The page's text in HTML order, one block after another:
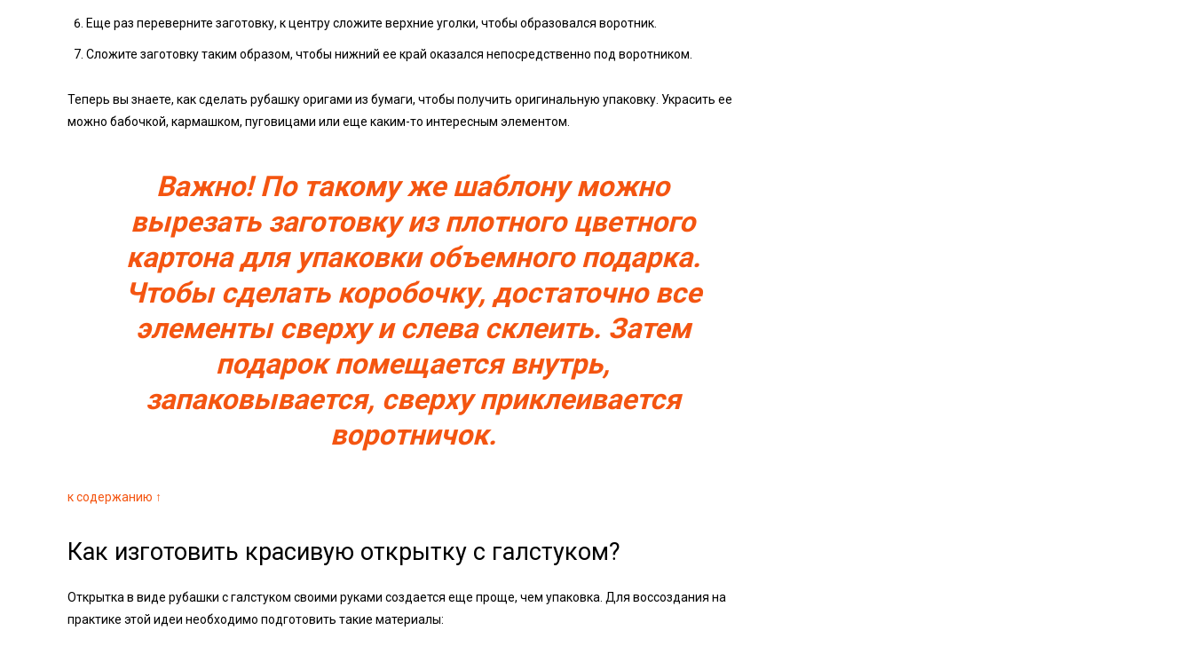
Еще раз переверните заготовку, к центру сложите верхние уголки, чтобы образовался воротник.
Сложите заготовку таким образом, чтобы нижний ее край оказался непосредственно под воротником.
Теперь вы знаете, как сделать рубашку оригами из бумаги, чтобы получить оригинальную упаковку. Украсить ее
можно бабочкой, кармашком, пуговицами или еще каким-то интересным элементом.
Важно! По такому же шаблону можно
вырезать заготовку из плотного цветного
картона для упаковки объемного подарка.
Чтобы сделать коробочку, достаточно все
элементы сверху и слева склеить. Затем
подарок помещается внутрь,
запаковывается, сверху приклеивается
воротничок.
к содержанию ↑
Как изготовить красивую открытку с галстуком?
Открытка в виде рубашки с галстуком своими руками создается еще проще, чем упаковка. Для воссоздания на
практике этой идеи необходимо подготовить такие материалы: